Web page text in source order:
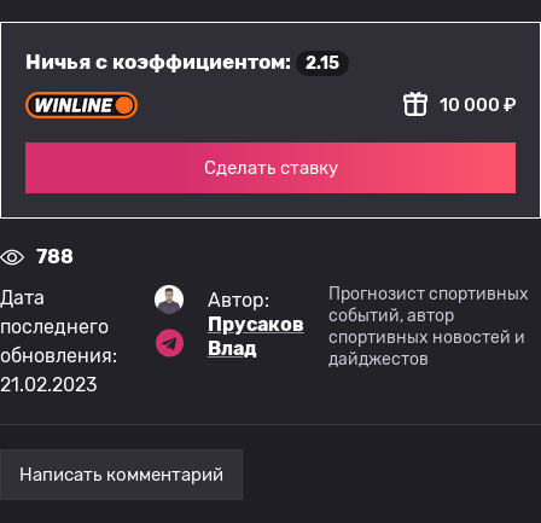
Ничья с коэффициентом: 2.15
10 000 ₽
Сделать ставку
788
Дата
последнего
обновления:
21.02.2023
Автор:
Прусаков
Влад
Прогнозист спортивных
событий, автор
спортивных новостей и
дайджестов
Написать комментарий